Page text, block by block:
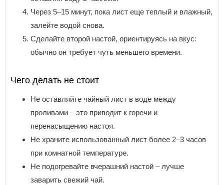
Через 5–15 минут, пока лист еще теплый и влажный,
залейте водой снова.
Сделайте второй настой, ориентируясь на вкус:
обычно он требует чуть меньшего времени.
Чего делать не стоит
Не оставляйте чайный лист в воде между
проливами – это приводит к горечи и
перенасыщению настоя.
Не храните использованный лист более 2–3 часов
при комнатной температуре.
Не подогревайте вчерашний настой – лучше
заварить свежий чай.